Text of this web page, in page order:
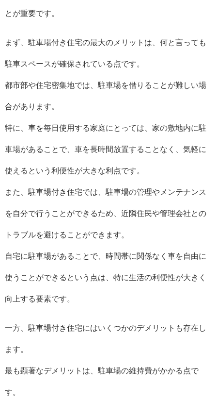
とが重要です。
まず、駐車場付き住宅の最大のメリットは、何と言っても
駐車スペースが確保されている点です。
都市部や住宅密集地では、駐車場を借りることが難しい場
合があります。
特に、車を毎日使用する家庭にとっては、家の敷地内に駐
車場があることで、車を長時間放置することなく、気軽に
使えるという利便性が大きな利点です。
また、駐車場付き住宅では、駐車場の管理やメンテナンス
を自分で行うことができるため、近隣住民や管理会社との
トラブルを避けることができます。
自宅に駐車場があることで、時間帯に関係なく車を自由に
使うことができるという点は、特に生活の利便性が大きく
向上する要素です。
一方、駐車場付き住宅にはいくつかのデメリットも存在し
ます。
最も顕著なデメリットは、駐車場の維持費がかかる点で
す。